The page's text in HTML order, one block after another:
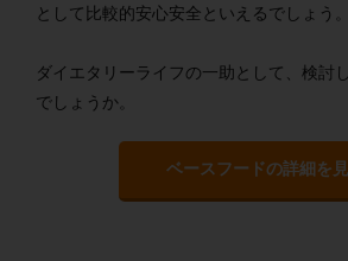
として比較的安心安全といえるでしょう。
ダイエタリーライフの一助として、検討
でしょうか。
ベースフードの詳細を